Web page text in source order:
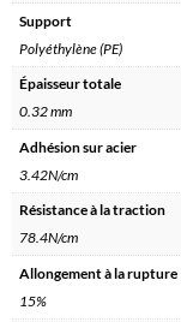
Support
Polyéthylène (PE)
Épaisseur totale
0.32 mm
Adhésion sur acier
3.42N/cm
Résistance à la traction
78.4N/cm
Allongement à la rupture
15%